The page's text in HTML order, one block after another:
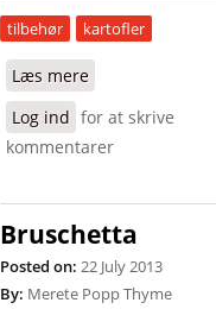
tilbehør kartofler
Læs mere
sennepsdressing
Log ind for at skrive
kommentarer
Bruschetta
Posted on: 22 July 2013
By: Merete Popp Thyme